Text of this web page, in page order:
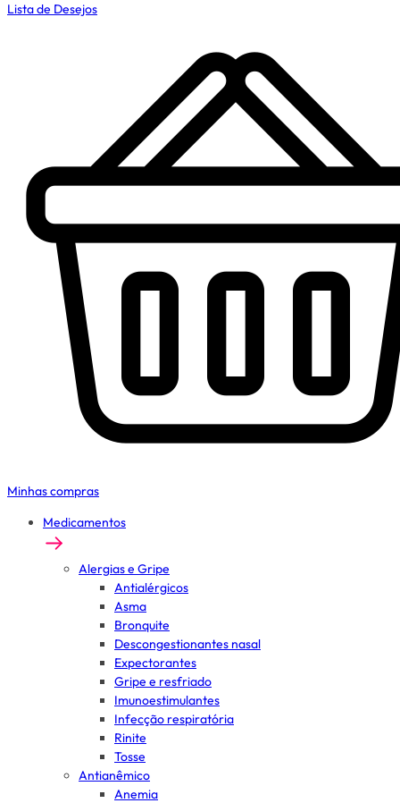
Lista de Desejos
Minhas compras
Medicamentos
Alergias e Gripe
Antialérgicos
Asma
Bronquite
Descongestionantes nasal
Expectorantes
Gripe e resfriado
Imunoestimulantes
Infecção respiratória
Rinite
Tosse
Antianêmico
Anemia